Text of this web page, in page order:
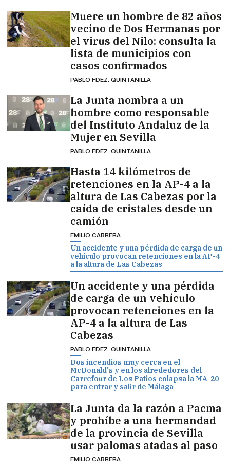
Muere un hombre de 82 años
vecino de Dos Hermanas por
el virus del Nilo: consulta la
lista de municipios con
casos confirmados
PABLO FDEZ. QUINTANILLA
La Junta nombra a un
hombre como responsable
del Instituto Andaluz de la
Mujer en Sevilla
PABLO FDEZ. QUINTANILLA
Hasta 14 kilómetros de
retenciones en la AP-4 a la
altura de Las Cabezas por la
caída de cristales desde un
camión
EMILIO CABRERA
Un accidente y una pérdida de carga de un
vehículo provocan retenciones en la AP-4
a la altura de Las Cabezas
Un accidente y una pérdida
de carga de un vehículo
provocan retenciones en la
AP-4 a la altura de Las
Cabezas
PABLO FDEZ. QUINTANILLA
Dos incendios muy cerca en el
McDonald's y en los alrededores del
Carrefour de Los Patios colapsa la MA-20
para entrar y salir de Málaga
La Junta da la razón a Pacma
y prohíbe a una hermandad
de la provincia de Sevilla
usar palomas atadas al paso
EMILIO CABRERA